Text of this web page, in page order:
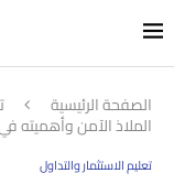
الصفحة الرئيسية
الملاذ الآمن وأهميته
تعليم الاستثمار والتداول